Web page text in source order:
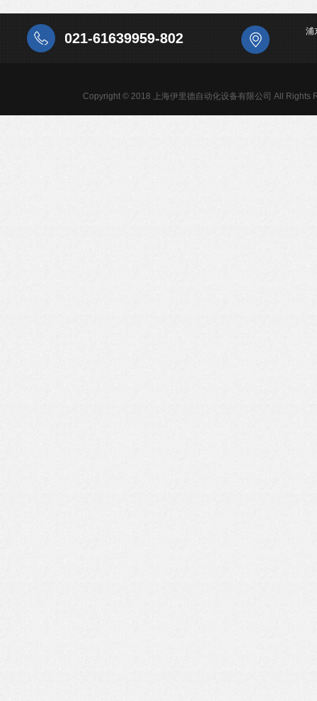
021-61639959-802 浦
Copyright © 2018 上海伊里德自动化设备有限公司 All Rights